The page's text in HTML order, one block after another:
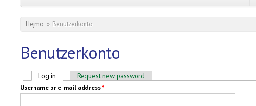
You are here
Hejmo » Benutzerkonto
Benutzerkonto
Primary tabs
Log in (active tab)Request new password
Username or e-mail address *